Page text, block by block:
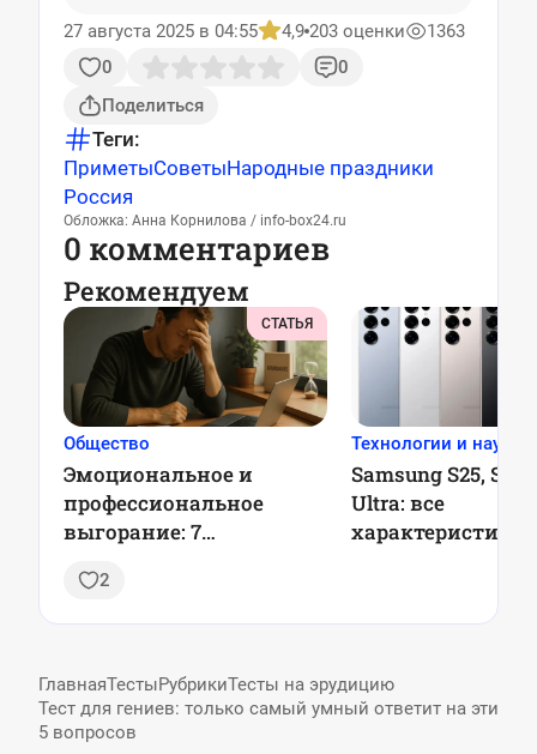
27 августа 2025 в 04:55
4,9 203 оценки
1363
0
0
Поделиться
Теги:
ПриметыСоветыНародные праздники
Россия
Обложка: Анна Корнилова / info-box24.ru
0 комментариев
Рекомендуем
СТАТЬЯ
Общество
Эмоциональное и
профессиональное
выгорание: 7
профилактики, чтобы
оставаться в ресурсе
2
Технологии и наука
Samsung S25,
Ultra: все
характеристики
ГлавнаяТестыРубрикиТесты на эрудицию
Тест для гениев: только самый умный ответит на эти
5 вопросов